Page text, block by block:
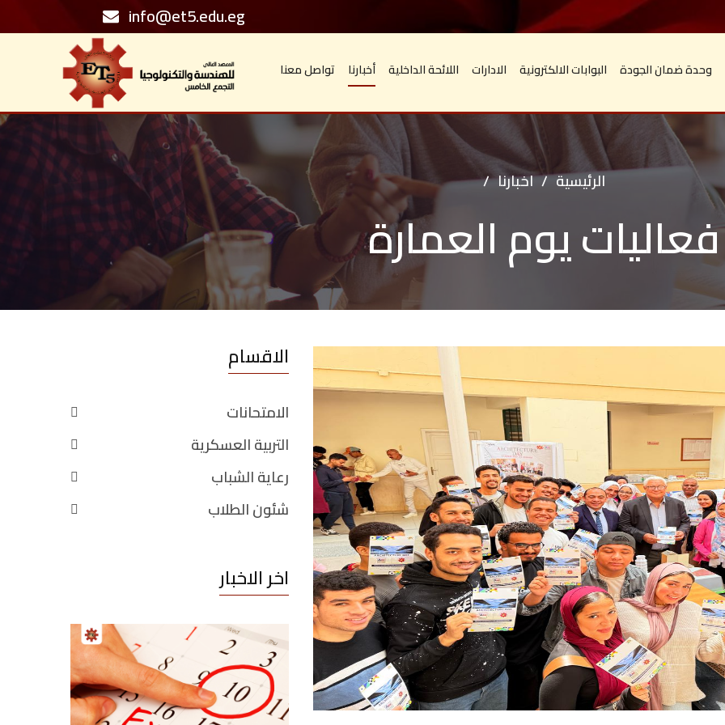
info@et5.edu.eg
وحدة ضمان الجودة البوابات الالكترونية الادارات اللائحة الداخلية أخبارنا تواصل معنا
الرئيسية / اخبارنا /
فعاليات يوم العمارة
الاقسام
الامتحانات
التربية العسكرية
رعاية الشباب
شئون الطلاب
اخر الاخبار